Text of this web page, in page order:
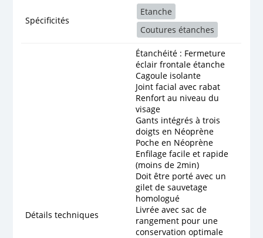
Spécificités
Etanche
Coutures étanches
Détails techniques
Étanchéité : Fermeture
éclair frontale étanche
Cagoule isolante
Joint facial avec rabat
Renfort au niveau du
visage
Gants intégrés à trois
doigts en Néoprène
Poche en Néoprène
Enfilage facile et rapide
(moins de 2min)
Doit être porté avec un
gilet de sauvetage
homologué
Livrée avec sac de
rangement pour une
conservation optimale